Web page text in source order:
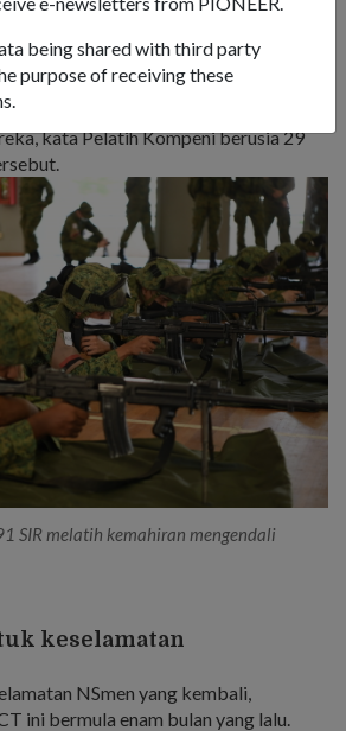
being shared with third party
purpose of receiving these
langkah ini dilaksanakan, tempo
sesetengah segmen latihan
tetapi NSmen masih mencapai
kata Pelatih Kompeni berusia 29
SIR melatih kemahiran mengendali
keselamatan
NSmen yang kembali,
ini bermula enam bulan yang lalu.